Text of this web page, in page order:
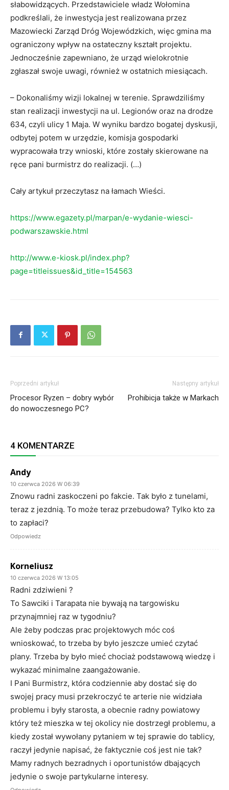
słabowidzących. Przedstawiciele władz Wołomina
podkreślali, że inwestycja jest realizowana przez
Mazowiecki Zarząd Dróg Wojewódzkich, więc gmina ma
ograniczony wpływ na ostateczny kształt projektu.
Jednocześnie zapewniano, że urząd wielokrotnie
zgłaszał swoje uwagi, również w ostatnich miesiącach.
– Dokonaliśmy wizji lokalnej w terenie. Sprawdziliśmy
stan realizacji inwestycji na ul. Legionów oraz na drodze
634, czyli ulicy 1 Maja. W wyniku bardzo bogatej dyskusji,
odbytej potem w urzędzie, komisja gospodarki
wypracowała trzy wnioski, które zostały skierowane na
ręce pani burmistrz do realizacji. (…)
Cały artykuł przeczytasz na łamach Wieści.
https://www.egazety.pl/marpan/e-wydanie-wiesci-
podwarszawskie.html
http://www.e-kiosk.pl/index.php?
page=titleissues&id_title=154563
Poprzedni artykuł
Procesor Ryzen – dobry wybór
do nowoczesnego PC?
Następny artykuł
Prohibicja także w Markach
4 KOMENTARZE
Andy
10 czerwca 2026 W 06:39
Znowu radni zaskoczeni po fakcie. Tak było z tunelami,
teraz z jezdnią. To może teraz przebudowa? Tylko kto za
to zapłaci?
Odpowiedz
Korneliusz
10 czerwca 2026 W 13:05
Radni zdziwieni ?
To Sawciki i Tarapata nie bywają na targowisku
przynajmniej raz w tygodniu?
Ale żeby podczas prac projektowych móc coś
wnioskować, to trzeba by było jeszcze umieć czytać
plany. Trzeba by było mieć chociaż podstawową wiedzę i
wykazać minimalne zaangażowanie.
I Pani Burmistrz, która codziennie aby dostać się do
swojej pracy musi przekroczyć te arterie nie widziała
problemu i były starosta, a obecnie radny powiatowy
który też mieszka w tej okolicy nie dostrzegł problemu, a
kiedy został wywołany pytaniem w tej sprawie do tablicy,
raczył jedynie napisać, że faktycznie coś jest nie tak?
Mamy radnych bezradnych i oportunistów dbających
jedynie o swoje partykularne interesy.